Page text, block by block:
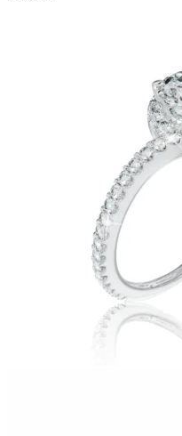
Twist Elegance
Zásnubné prstne z